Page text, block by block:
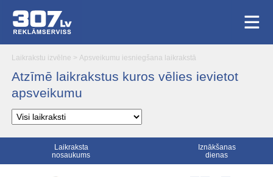
Laikrakstu izvēlne > Apsveikumu iesniegšana laikrakstā
Atzīmē laikrakstus kuros vēlies ievietot
apsveikumu
Laikraksta
nosaukums
Iznākšanas
dienas